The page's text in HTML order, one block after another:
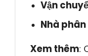
Vận
Nhà
Xem thêm: